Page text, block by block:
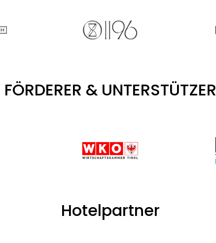
FÖRDERER & UNTERSTÜTZER
Hotelpartner